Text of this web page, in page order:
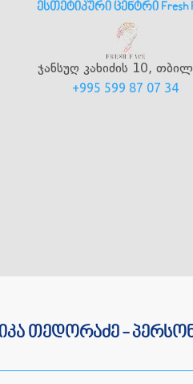
ესთეტიკური ცენტრი Fresh
ჯანსუღ კახიძის 10,
+995 599 87 07 34
თედორაძე -